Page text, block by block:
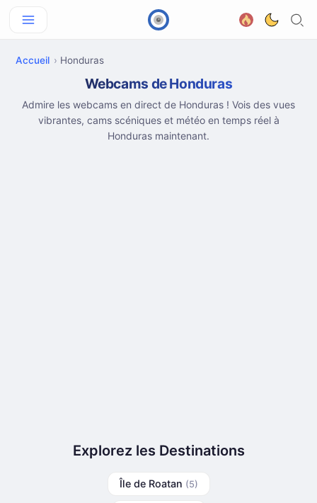
Accueil Honduras
Webcams de Honduras
Admire les webcams en direct de Honduras ! Vois des vues
vibrantes, cams scéniques et météo en temps réel à
Honduras maintenant.
Explorez les Destinations
Île de Roatan (5)